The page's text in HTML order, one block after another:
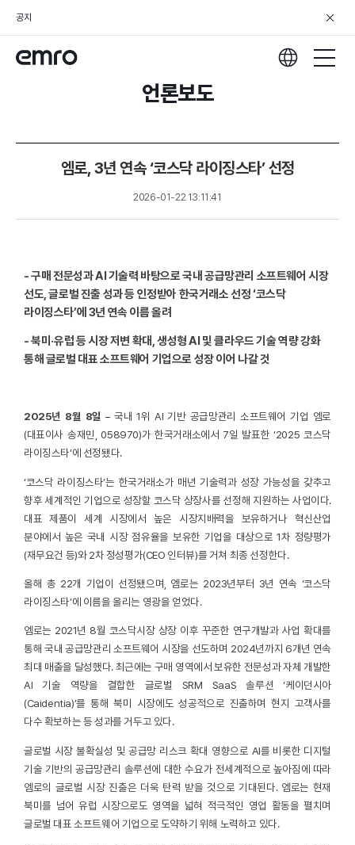
공지
언론보도
엠로, 3년 연속 ‘코스닥 라이징스타’ 선정
2026-01-22 13:11:41
- 구매 전문성과 AI 기술력 바탕으로 국내 공급망관리 소프트웨어 시장
선도, 글로벌 진출 성과 등 인정받아 한국거래소 선정 ‘코스닥
라이징스타’에 3년 연속 이름 올려
- 북미 ·유럽 등 시장 저변 확대, 생성형 AI 및 클라우드 기술 역량 강화
통해 글로벌 대표 소프트웨어 기업으로 성장 이어 나갈 것
2025년 8월 8일 – 국내 1위 AI 기반 공급망관리 소프트웨어 기업 엠로
(대표이사 송재민, 058970)가 한국거래소에서 7일 발표한 ‘2025 코스닥
라이징스타’에 선정됐다.
‘코스닥 라이징스타’는 한국거래소가 매년 기술력과 성장 가능성을 갖추고
향후 세계적인 기업으로 성장할 코스닥 상장사를 선정해 지원하는 사업이다.
대표 제품이 세계 시장에서 높은 시장지배력을 보유하거나 혁신산업
분야에서 높은 국내 시장 점유율을 보유한 기업을 대상으로 1차 정량평가
(재무요건 등)와 2차 정성평가(CEO 인터뷰)를 거쳐 최종 선정한다.
올해 총 22개 기업이 선정됐으며, 엠로는 2023년부터 3년 연속 ‘코스닥
라이징스타’에 이름을 올리는 영광을 얻었다.
엠로는 2021년 8월 코스닥시장 상장 이후 꾸준한 연구개발과 사업 확대를
통해 국내 공급망관리 소프트웨어 시장을 선도하며 2024년까지 6개년 연속
최대 매출을 달성했다. 최근에는 구매 영역에서 보유한 전문성과 자체 개발한
AI 기술 역량을 결합한 글로벌 SRM SaaS 솔루션 ‘케이던시아
(Caidentia)’를 통해 북미 시장에도 성공적으로 진출하며 현지 고객사를
다수 확보하는 등 성과를 거두고 있다.
글로벌 시장 불확실성 및 공급망 리스크 확대 영향으로 AI를 비롯한 디지털
기술 기반의 공급망관리 솔루션에 대한 수요가 전세계적으로 높아짐에 따라
엠로의 글로벌 시장 진출은 더욱 탄력 받을 것으로 기대된다. 엠로는 현재
북미를 넘어 유럽 시장으로도 영역을 넓혀 적극적인 영업 활동을 펼치며
글로벌 대표 소프트웨어 기업으로 도약하기 위해 노력하고 있다.